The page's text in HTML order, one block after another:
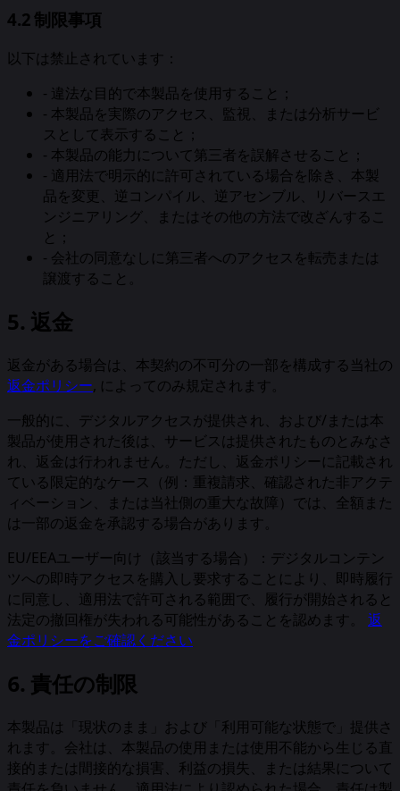
4.2 制限事項
以下は禁止されています：
- 違法な目的で本製品を使用すること；
- 本製品を実際のアクセス、監視、または分析サービ
スとして表示すること；
- 本製品の能力について第三者を誤解させること；
- 適用法で明示的に許可されている場合を除き、本製
品を変更、逆コンパイル、逆アセンブル、リバースエ
ンジニアリング、またはその他の方法で改ざんするこ
と；
- 会社の同意なしに第三者へのアクセスを転売または
譲渡すること。
5. 返金
返金がある場合は、本契約の不可分の一部を構成する当社の
返金ポリシー, によってのみ規定されます。
一般的に、デジタルアクセスが提供され、および/または本
製品が使用された後は、サービスは提供されたものとみなさ
れ、返金は行われません。ただし、返金ポリシーに記載され
ている限定的なケース（例：重複請求、確認された非アクテ
ィベーション、または当社側の重大な故障）では、全額また
は一部の返金を承認する場合があります。
EU/EEAユーザー向け（該当する場合）：デジタルコンテン
ツへの即時アクセスを購入し要求することにより、即時履行
に同意し、適用法で許可される範囲で、履行が開始されると
法定の撤回権が失われる可能性があることを認めます。 返
金ポリシーをご確認ください
6. 責任の制限
本製品は「現状のまま」および「利用可能な状態で」提供さ
れます。会社は、本製品の使用または使用不能から生じる直
接的または間接的な損害、利益の損失、または結果について